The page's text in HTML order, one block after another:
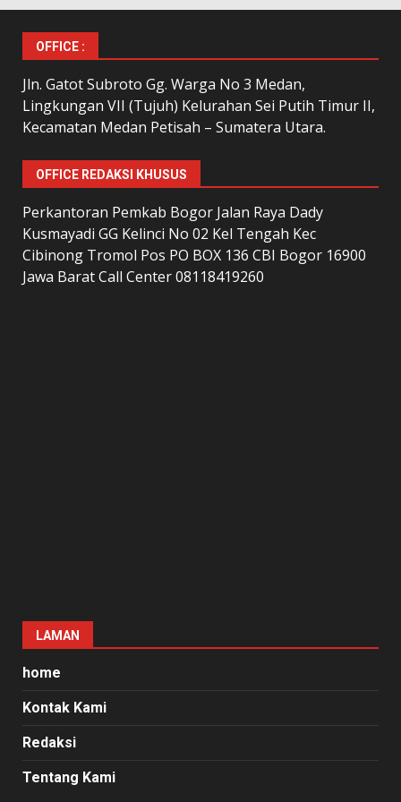
OFFICE :
Jln. Gatot Subroto Gg. Warga No 3 Medan,
Lingkungan VII (Tujuh) Kelurahan Sei Putih Timur II,
Kecamatan Medan Petisah – Sumatera Utara.
OFFICE REDAKSI KHUSUS
Perkantoran Pemkab Bogor Jalan Raya Dady
Kusmayadi GG Kelinci No 02 Kel Tengah Kec
Cibinong Tromol Pos PO BOX 136 CBI Bogor 16900
Jawa Barat Call Center 08118419260
LAMAN
home
Kontak Kami
Redaksi
Tentang Kami